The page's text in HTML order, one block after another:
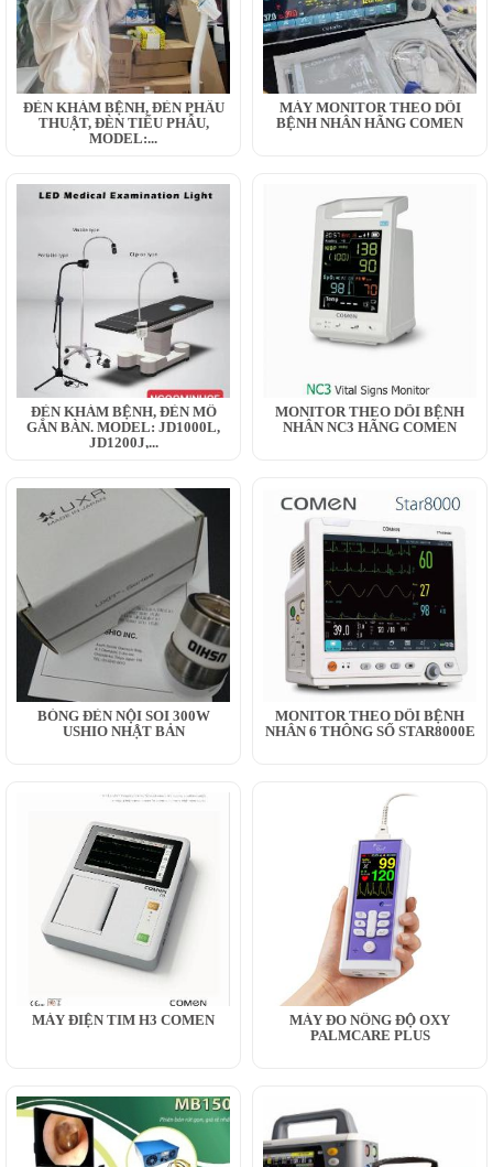
ĐÈN KHÁM BỆNH, ĐÈN PHẪU
THUẬT, ĐÈN TIỂU PHẪU,
MODEL:...
MÁY MONITOR THEO DÕI
BỆNH NHÂN HÃNG COMEN
ĐÈN KHÁM BỆNH, ĐÈN MỔ
GẮN BÀN. MODEL: JD1000L,
JD1200J,...
MONITOR THEO DÕI BỆNH
NHÂN NC3 HÃNG COMEN
BÓNG ĐÈN NỘI SOI 300W
USHIO NHẬT BẢN
MONITOR THEO DÕI BỆNH
NHÂN 6 THÔNG SỐ STAR8000E
MÁY ĐIỆN TIM H3 COMEN
MÁY ĐO NỒNG ĐỘ OXY
PALMCARE PLUS